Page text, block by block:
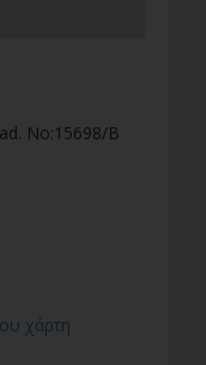
No:15698/B
χάρτη